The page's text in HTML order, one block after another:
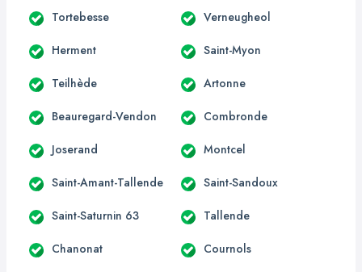
Tortebesse Verneugheol
Herment Saint-Myon
Teilhède Artonne
Beauregard-Vendon Combronde
Joserand Montcel
Saint-Amant-Tallende Saint-Sandoux
Saint-Saturnin 63 Tallende
Chanonat Cournols